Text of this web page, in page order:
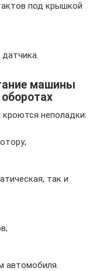
под крышкой
машины
неполадки:
так и
автомобиля.